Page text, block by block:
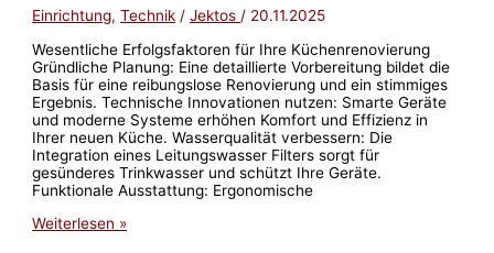
Einrichtung,Technik /Jektos / 20.11.2025
Wesentliche Erfolgsfaktoren für Ihre Küchenrenovierung
Gründliche Planung: Eine detaillierte Vorbereitung bildet die
Basis für eine reibungslose Renovierung und ein stimmiges
Ergebnis. Technische Innovationen nutzen: Smarte Geräte
und moderne Systeme erhöhen Komfort und Effizienz in
Ihrer neuen Küche. Wasserqualität verbessern: Die
Integration eines Leitungswasser Filters sorgt für
gesünderes Trinkwasser und schützt Ihre Geräte.
Funktionale Ausstattung: Ergonomische
So
Weiterlesen »